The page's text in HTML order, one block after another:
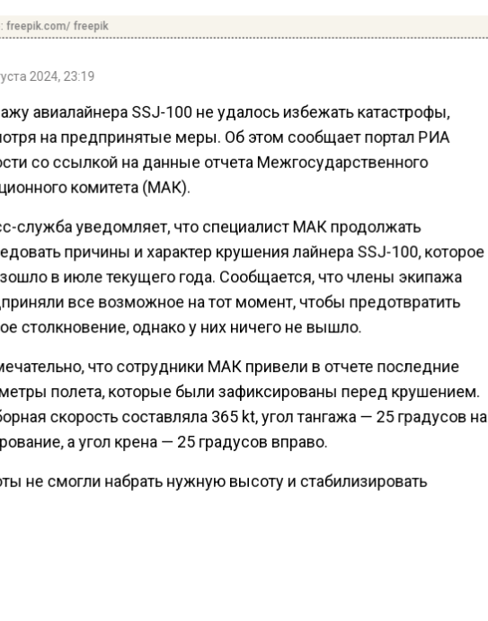
freepik.com/ freepik
2024, 23:19
авиалайнера SSJ-100 не удалось избежать катастрофы,
на предпринятые меры. Об этом сообщает портал РИА
со ссылкой на данные отчета Межгосударственного
комитета (МАК).
служба уведомляет, что специалист МАК продолжать
причины и характер крушения лайнера SSJ-100, которое
в июле текущего года. Сообщается, что члены экипажа
все возможное на тот момент, чтобы предотвратить
столкновение, однако у них ничего не вышло.
что сотрудники МАК привели в отчете последние
полета, которые были зафиксированы перед крушением.
скорость составляла 365 kt, угол тангажа — 25 градусов на
а угол крена — 25 градусов вправо.
не смогли набрать нужную высоту и стабилизировать